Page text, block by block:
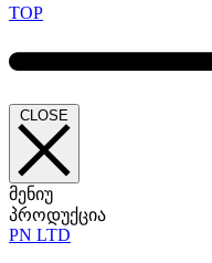
TOP
CLOSE
მენიუ
პროდუქცია
PN LTD